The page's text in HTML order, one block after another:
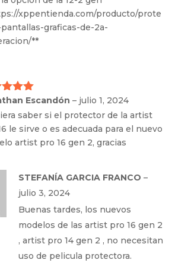
xppentienda.com/producto/prote
graficas-de-2a-
**
5 de 5
Escandón – julio 1, 2024
saber si el protector de la artist
le sirve o es adecuada para el nuevo
artist pro 16 gen 2, gracias
STEFANÍA GARCIA FRANCO –
julio 3, 2024
Buenas tardes, los nuevos
modelos de las artist pro 16 gen 2
, artist pro 14 gen 2 , no necesitan
uso de pelicula protectora.